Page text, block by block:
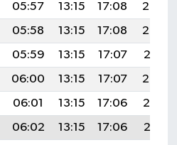
05:57 13:15 17:08
20:24
05:58 13:15 17:08
20:23
05:59 13:15 17:07
20:21
06:00 13:15 17:07
20:20
06:01 13:15 17:06
20:19
06:02 13:15 17:06
20:18